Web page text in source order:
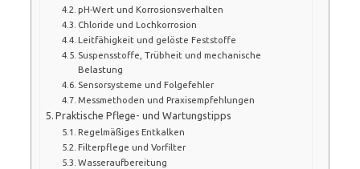
pH-Wert und Korrosionsverhalten
Chloride und Lochkorrosion
Leitfähigkeit und gelöste Feststoffe
Suspensstoffe, Trübheit und mechanische
Belastung
Sensorsysteme und Folgefehler
Messmethoden und Praxisempfehlungen
Praktische Pflege- und Wartungstipps
Regelmäßiges Entkalken
Filterpflege und Vorfilter
Wasseraufbereitung